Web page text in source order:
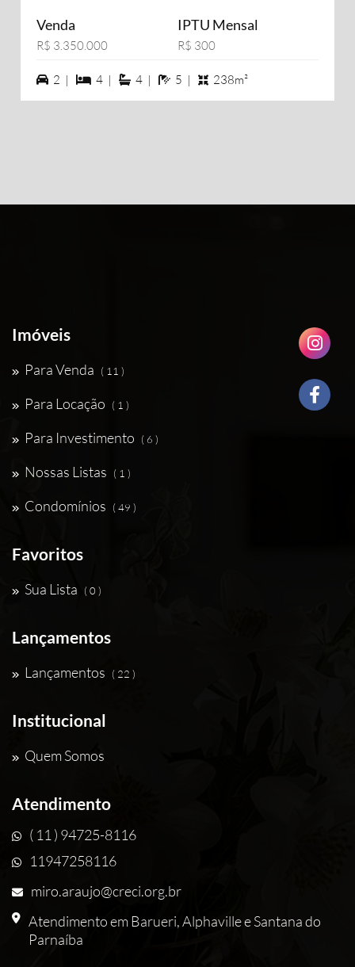
Venda
R$ 3.350.000
IPTU Mensal
R$ 300
2 vagas na garagem
2 | 4 dormiórios
4 | 4 suítes
4 | 5 banheiros
5 | 238m²
Imóveis
Para Venda ( 11 )
Para Locação ( 1 )
Para Investimento ( 6 )
Nossas Listas ( 1 )
Condomínios ( 49 )
Favoritos
Sua Lista ( 0 )
Lançamentos
Lançamentos ( 22 )
Institucional
Quem Somos
Atendimento
( 11 ) 94725-8116
11947258116
miro.araujo@creci.org.br
Atendimento em Barueri, Alphaville e Santana do
Parnaíba